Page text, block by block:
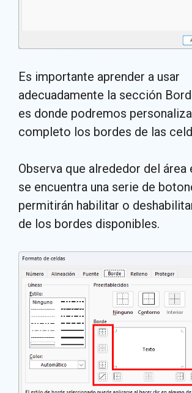
Es importante aprender a usar
adecuadamente la sección
es donde podremos
completo los bordes de las
Observa que alrededor del área
se encuentra una serie de
permitirán habilitar o
de los bordes disponibles.